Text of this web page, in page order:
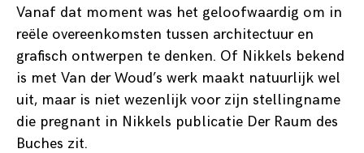
Vanaf dat moment was het geloofwaardig om in
reële overeenkomsten tussen architectuur en
grafisch ontwerpen te denken. Of Nikkels bekend
is met Van der Woud’s werk maakt natuurlijk wel
uit, maar is niet wezenlijk voor zijn stellingname
die pregnant in Nikkels publicatie Der Raum des
Buches zit.